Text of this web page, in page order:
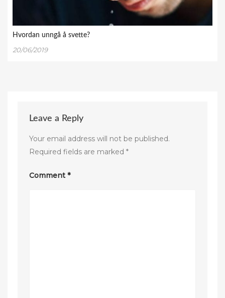
Hvordan unngå å svette?
20/06/2019
Leave a Reply
Your email address will not be published.
Required fields are marked *
Comment *